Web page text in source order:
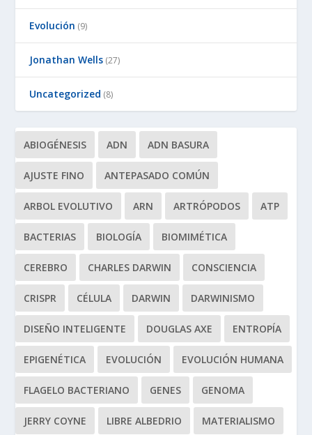
Evolución (9)
Jonathan Wells (27)
Uncategorized (8)
ABIOGÉNESIS ADN ADN BASURA
AJUSTE FINO ANTEPASADO COMÚN
ARBOL EVOLUTIVO ARN ARTRÓPODOS ATP
BACTERIAS BIOLOGÍA BIOMIMÉTICA
CEREBRO CHARLES DARWIN CONSCIENCIA
CRISPR CÉLULA DARWIN DARWINISMO
DISEÑO INTELIGENTE DOUGLAS AXE ENTROPÍA
EPIGENÉTICA EVOLUCIÓN EVOLUCIÓN HUMANA
FLAGELO BACTERIANO GENES GENOMA
JERRY COYNE LIBRE ALBEDRIO MATERIALISMO